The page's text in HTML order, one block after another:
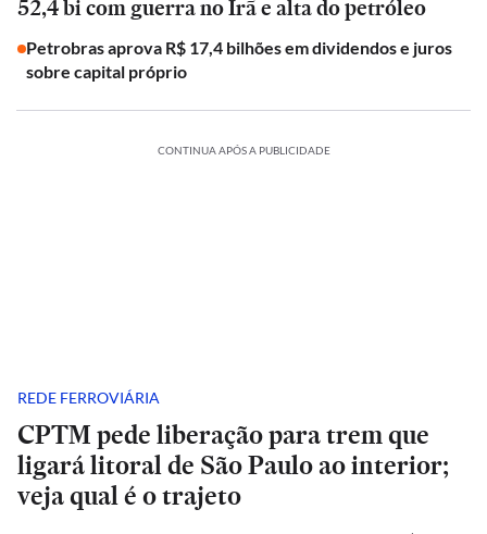
52,4 bi com guerra no Irã e alta do petróleo
Petrobras aprova R$ 17,4 bilhões em dividendos e juros
sobre capital próprio
CONTINUA APÓS A PUBLICIDADE
REDE FERROVIÁRIA
CPTM pede liberação para trem que
ligará litoral de São Paulo ao interior;
veja qual é o trajeto